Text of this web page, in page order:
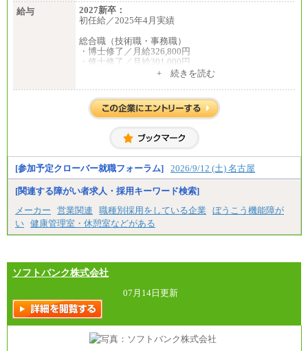
給与
2027新卒：
初任給／2025年4月実績
総合職（技術職・事務職）
・博士修了／月給326,800円
・修士修了／月給301,000円
・大学卒／月給282,000円
・高専卒（本科）／月給256,000円
一般事務職
・高専卒（専攻科）／月給206,400円
・高専卒（本科）月給197,800円
・短大卒／月給197,800円
・専門卒（2年）／月給197,800円
※試用期間中も給与に変更はございません。
中途：
（１）（２）
月給：270,000円～
想定年収：490万円～1,100万円
・1,090万円/38歳・月給59万円 *残業代・家族手当
対象外
（３）
月給：190,000円～
想定年収：340万円～610万円
年収例：
・460万円/28歳・月給26万円
+ 続きを読む
[参加予定クローバー就職フォーラム] 2026/9/12 (土) 名古屋
[関連する障がい者求人・採用キーワード検索]
メーカー
営業関連 職種別採用をしている企業
ぼうこう機能障が
い 健康管理室・休憩室などがある
ソフトバンク株式会社
07月14日更新